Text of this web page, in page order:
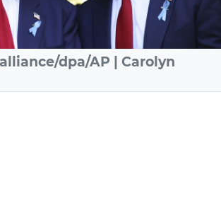
dpa/AP | Carolyn